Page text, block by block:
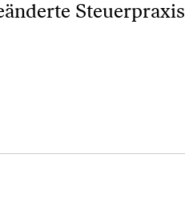
Steuerpraxis